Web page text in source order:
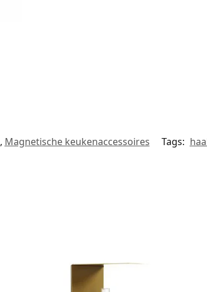
, Magnetische keukenaccessoires Tags: